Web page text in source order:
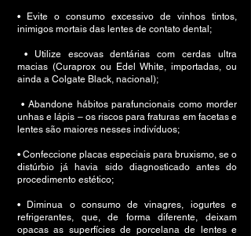
• Evite o consumo excessivo de vinhos tintos,
inimigos mortais das lentes de contato dental;
• Utilize escovas dentárias com cerdas ultra
macias (Curaprox ou Edel White, importadas, ou
ainda a Colgate Black, nacional);
• Abandone hábitos parafuncionais como morder
unhas e lápis – os riscos para fraturas em facetas e
lentes são maiores nesses indivíduos;
• Confeccione placas especiais para bruxismo, se o
distúrbio já havia sido diagnosticado antes do
procedimento estético;
• Diminua o consumo de vinagres, iogurtes e
refrigerantes, que, de forma diferente, deixam
opacas as superfícies de porcelana de lentes e